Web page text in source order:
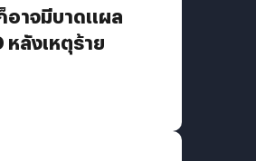
อาจมีบาดแผล
หลังเหตุร้าย